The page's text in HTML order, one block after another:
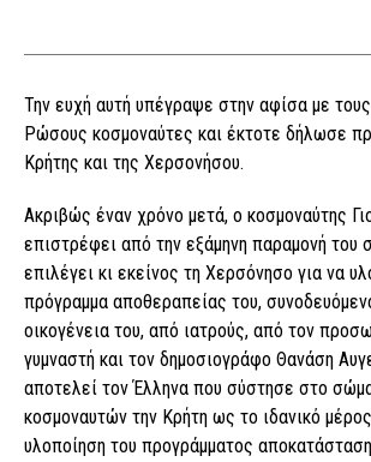
Την ευχή αυτή υπέγραψε στην αφίσα με
Ρώσους κοσμοναύτες και έκτοτε δήλωσε
Κρήτης και της Χερσονήσου.
Ακριβώς έναν χρόνο μετά, ο κοσμοναύτης
επιστρέφει από την εξάμηνη παραμονή του
επιλέγει κι εκείνος τη Χερσόνησο για να
πρόγραμμα αποθεραπείας του,
οικογένεια του, από ιατρούς, από τον
γυμναστή και τον δημοσιογράφο Θανάση
αποτελεί τον Έλληνα που σύστησε στο
κοσμοναυτών την Κρήτη ως το ιδανικό
υλοποίηση του προγράμματος